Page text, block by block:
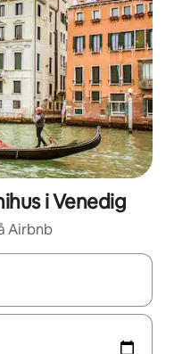
i Venedig
Airbnb
navigera med upp- och